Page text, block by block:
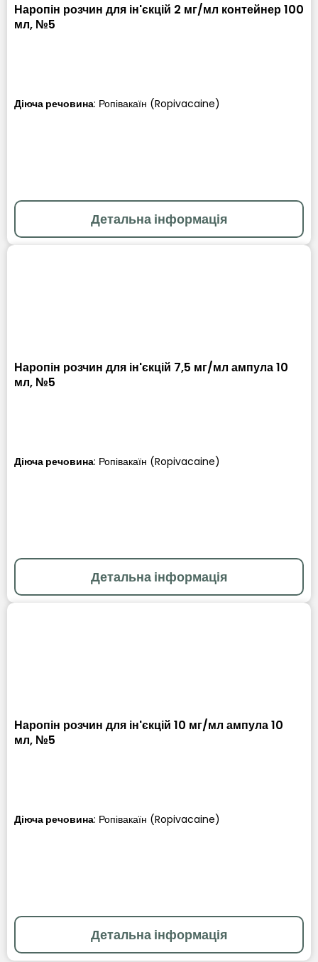
Наропін розчин для ін'єкцій 2 мг/мл контейнер 100
мл, №5
Діюча речовина: Ропівакаїн (Ropivacaine)
Детальна інформація
Наропін розчин для ін'єкцій 7,5 мг/мл ампула 10
мл, №5
Діюча речовина: Ропівакаїн (Ropivacaine)
Детальна інформація
Наропін розчин для ін'єкцій 10 мг/мл ампула 10
мл, №5
Діюча речовина: Ропівакаїн (Ropivacaine)
Детальна інформація